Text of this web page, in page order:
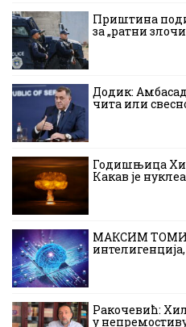
Приштина
за „ратни
Додик:
чита или
Годишњица
Какав је
МАКСИМ
Ракочевић:
у